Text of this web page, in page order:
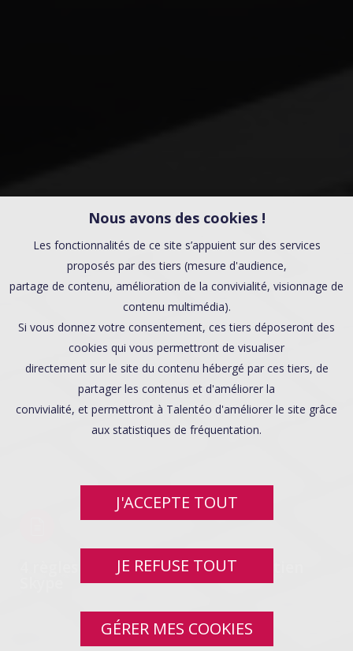
4 règles d’or pour réussir un entretien
Nous avons des cookies !
Les fonctionnalités de ce site s’appuient sur des services
proposés par des tiers (mesure d'audience,
partage de contenu, amélioration de la convivialité, visionnage de
contenu multimédia).
Si vous donnez votre consentement, ces tiers déposeront des
cookies qui vous permettront de visualiser
directement sur le site du contenu hébergé par ces tiers, de
partager les contenus et d'améliorer la
convivialité, et permettront à Talentéo d'améliorer le site grâce
aux statistiques de fréquentation.
J'ACCEPTE TOUT
JE REFUSE TOUT
GÉRER MES COOKIES